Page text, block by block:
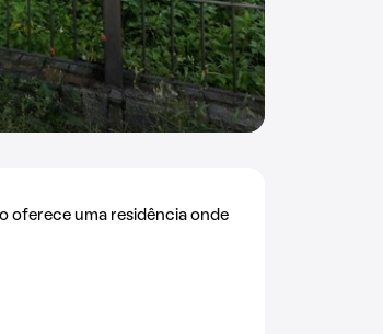
oferece uma residência onde